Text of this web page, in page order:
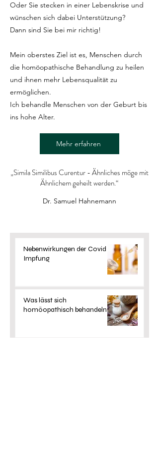
Oder Sie stecken in einer Lebenskrise und
wünschen sich dabei Unterstützung?
Dann sind Sie bei mir richtig!
Mein oberstes Ziel ist es, Menschen durch
die homöopathische Behandlung zu heilen
und ihnen mehr Lebensqualität zu
ermöglichen.
Ich behandle Menschen von der Geburt bis
ins hohe Alter.
Mehr erfahren
„Simila Similibus Curentur - Ähnliches möge mit
Ähnlichem geheilt werden.“
Dr. Samuel Hahnemann
Nebenwirkungen der Covid 19
Impfung
Was lässt sich
homöopathisch behandeln?